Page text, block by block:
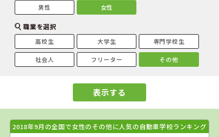
男性 女性
職業を選択
高校生 大学生 専門学校生
社会人 フリーター その他
表示する
2018年9月の全国で女性のその他に人気の自動車学校ランキング